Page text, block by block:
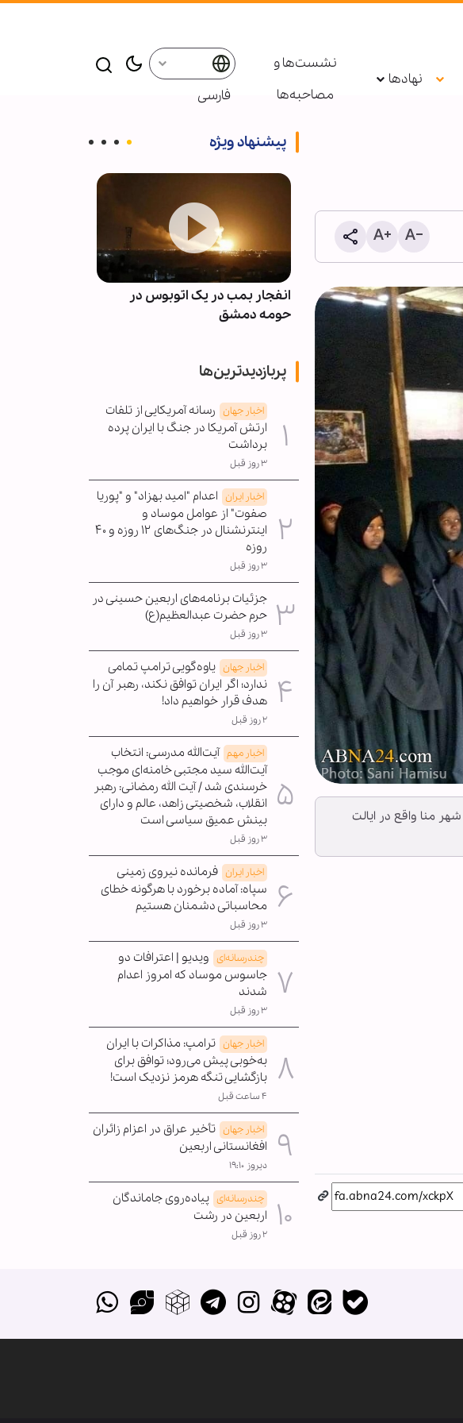
نهادها
نشست‌ها و
مصاحبه‌ها
فارسی
منا واقع در ایالت
پیشنهاد ویژه
خدا؛ رمز پایداری در فراز و
انفجار بمب در یک اتوبوس در
حومه دمشق
پربازدیدترین‌ها
اخبار جهان رسانه آمریکایی از تلفات
ارتش آمریکا در جنگ با ایران پرده
برداشت
۳ روز قبل
اخبار ایران اعدام "امید بهزاد" و "پوریا
صفوت" از عوامل موساد و
اینترنشنال در جنگ‌های ۱۲ روزه و ۴۰
روزه
۳ روز قبل
جزئیات برنامه‌های اربعین حسینی در
حرم حضرت عبدالعظیم(ع)
۳ روز قبل
اخبار جهان یاوه‌گویی ترامپ تمامی
ندارد؛ اگر ایران توافق نکند، رهبر آن را
هدف قرار خواهیم داد!
۲ روز قبل
اخبار مهم آیت‌الله مدرسی: انتخاب
آیت‌الله سید مجتبی خامنه‌ای موجب
خرسندی شد / آیت الله رمضانی: رهبر
انقلاب، شخصیتی زاهد، عالم و دارای
بینش عمیق سیاسی است
۳ روز قبل
اخبار ایران فرمانده نیروی زمینی
سپاه: آماده برخورد با هرگونه خطای
محاسباتی دشمنان هستیم
۳ روز قبل
چندرسانه‌ای ویدیو | اعترافات دو
جاسوس موساد که امروز اعدام
شدند
۳ روز قبل
اخبار جهان ترامپ: مذاکرات با ایران
به‌خوبی پیش می‌رود؛ توافق برای
بازگشایی تنگه هرمز نزدیک است!
۴ ساعت قبل
اخبار جهان تأخیر عراق در اعزام زائران
افغانستانی اربعین
دیروز ۱۹:۱۰
چندرسانه‌ای پیاده‌روی جاماندگان
اربعین در رشت
۲ روز قبل